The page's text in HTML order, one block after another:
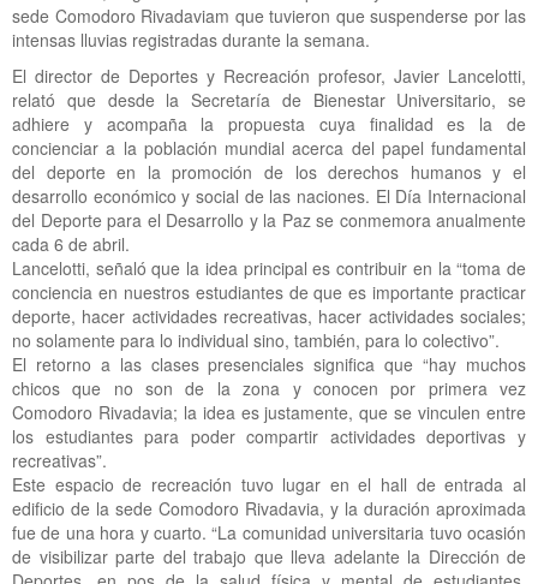
sede Comodoro Rivadaviam que tuvieron que suspenderse por las
intensas lluvias registradas durante la semana.
El director de Deportes y Recreación profesor, Javier Lancelotti,
relató que desde la Secretaría de Bienestar Universitario, se
adhiere y acompaña la propuesta cuya finalidad es la de
concienciar a la población mundial acerca del papel fundamental
del deporte en la promoción de los derechos humanos y el
desarrollo económico y social de las naciones. El Día Internacional
del Deporte para el Desarrollo y la Paz se conmemora anualmente
cada 6 de abril.
Lancelotti, señaló que la idea principal es contribuir en la “toma de
conciencia en nuestros estudiantes de que es importante practicar
deporte, hacer actividades recreativas, hacer actividades sociales;
no solamente para lo individual sino, también, para lo colectivo”.
El retorno a las clases presenciales significa que “hay muchos
chicos que no son de la zona y conocen por primera vez
Comodoro Rivadavia; la idea es justamente, que se vinculen entre
los estudiantes para poder compartir actividades deportivas y
recreativas”.
Este espacio de recreación tuvo lugar en el hall de entrada al
edificio de la sede Comodoro Rivadavia, y la duración aproximada
fue de una hora y cuarto. “La comunidad universitaria tuvo ocasión
de visibilizar parte del trabajo que lleva adelante la Dirección de